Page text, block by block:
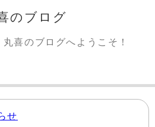
のブログ
喜のブログへようこそ！
せ